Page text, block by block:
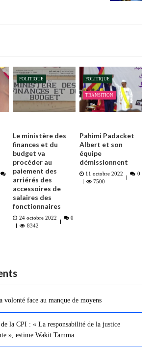
POLITIQUE
Le ministère des
finances et du
budget va
procéder au
paiement des
arriérés des
accessoires de
salaires des
fonctionnaires
24 octobre 2022
0
8342
POLITIQUE
TRANSITION
Pahimi Padacket
Albert et son
équipe
démissionnent
11 octobre 2022
0
7500
volonté face au manque de moyens
la CPI : « La responsabilité de la justice
», estime Wakit Tamma